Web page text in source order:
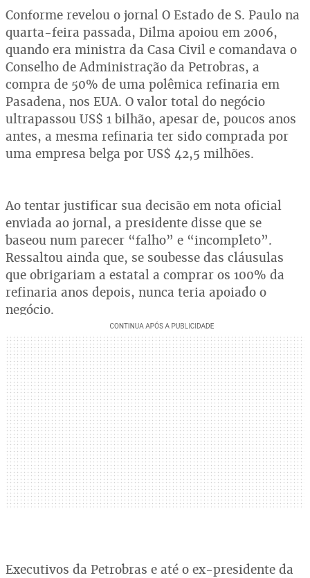
Conforme revelou o jornal O Estado de S. Paulo na
quarta-feira passada, Dilma apoiou em 2006,
quando era ministra da Casa Civil e comandava o
Conselho de Administração da Petrobras, a
compra de 50% de uma polêmica refinaria em
Pasadena, nos EUA. O valor total do negócio
ultrapassou US$ 1 bilhão, apesar de, poucos anos
antes, a mesma refinaria ter sido comprada por
uma empresa belga por US$ 42,5 milhões.
Ao tentar justificar sua decisão em nota oficial
enviada ao jornal, a presidente disse que se
baseou num parecer “falho” e “incompleto”.
Ressaltou ainda que, se soubesse das cláusulas
que obrigariam a estatal a comprar os 100% da
refinaria anos depois, nunca teria apoiado o
negócio.
Executivos da Petrobras e até o ex-presidente da